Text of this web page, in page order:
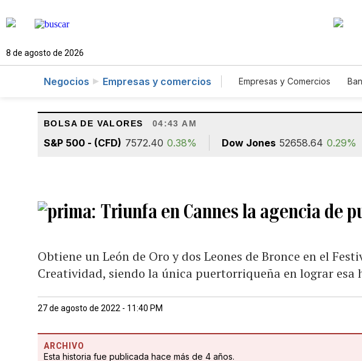
8 de agosto de 2026
Negocios Empresas y comercios Empresas y Comercios
BOLSA DE VALORES 04:43 AM
S&P 500 - (CFD) 7572.40 0.38% Dow Jones 52658.64 0.29%
Triunfa en Cannes la agencia de
Obtiene un León de Oro y dos Leones de Bronce en el
Creatividad, siendo la única puertorriqueña en lograr esa
27 de agosto de 2022 - 11:40 PM
ARCHIVO
Esta historia fue publicada hace más de 4 años.